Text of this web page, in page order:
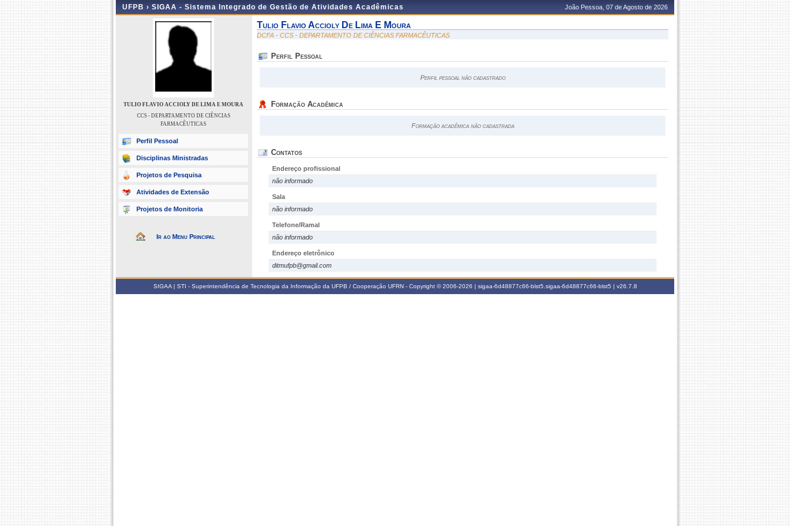
UFPB › SIGAA - Sistema Integrado de Gestão de Atividades Acadêmicas João Pessoa, 07 de Agosto de 2026
TULIO FLAVIO ACCIOLY DE LIMA E MOURA
CCS - DEPARTAMENTO DE CIÊNCIAS
FARMACÊUTICAS
Perfil Pessoal
Disciplinas Ministradas
Projetos de Pesquisa
Atividades de Extensão
Projetos de Monitoria
Ir ao Menu Principal
Tulio Flavio Accioly De Lima E Moura
DCFA - CCS - DEPARTAMENTO DE CIÊNCIAS FARMACÊUTICAS
Perfil Pessoal
Perfil pessoal não cadastrado
Formação Acadêmica
Formação acadêmica não cadastrada
Contatos
Endereço profissional
não informado
Sala
não informado
Telefone/Ramal
não informado
Endereço eletrônico
ditmufpb@gmail.com
SIGAA | STI - Superintendência de Tecnologia da Informação da UFPB / Cooperação UFRN - Copyright © 2006-2026 | sigaa-6d48877c66-blst5.sigaa-6d48877c66-blst5 | v26.7.8